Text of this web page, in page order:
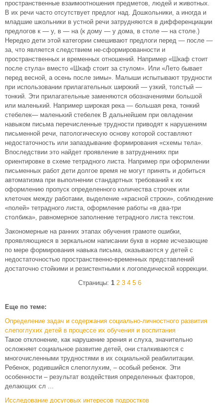
пространственные взаимоотношения предметов, людей и животных.
В их речи часто отсутствует предлог над. Дошкольники, а иногда и
младшие школьники в устной речи затрудняются в дифференциации
предлогов к — у, в — на (к дому — у дома, в столе — на столе.)
Нередко дети этой категории смешивают предлоги перед — после —
за, что является следствием не-сформированности и
пространственных и временных отношений. Например «Шкаф стоит
после стула» вместо «Шкаф стоит за стулом». Или «Лето бывает
перед весной, а осень после зимы». Малыши испытывают трудности
при использовании прилагательных широкий — узкий, толстый —
тонкий. Эти прилагательные заменяются обозначениями большой
или маленький. Например широкая река — большая река, тонкий
стебелек— маленький стебелек В дальнейшем при овладении
навыком письма перечисленные трудности приводят к нарушениям
письменной речи, патологическую основу которой составляют
недостаточность или запаздывание формирования «схемы тела».
Впоследствии это найдет проявление в затруднениях при
ориентировке в схеме тетрадного листа. Например при оформлении
письменных работ дети долгое время не могут принять и добиться
автоматизма при выполнении стандартных требований к их
оформлению пропуск определенного количества строчек или
клеточек между работами, выделение «красной строки», соблюдение
«полей» тетрадного листа, оформление работы «в два-три
столбика», равномерное заполнение тетрадного листа текстом.
Закономерные на ранних этапах обучения грамоте ошибки,
проявляющиеся в зеркальном написании букв в норме исчезающие
по мере формирования навыка письма, оказываются у детей с
недостаточностью пространственно-временных представлений
достаточно стойкими и резистентными к логопедической коррекции.
Страницы: 1 2 3 4 5 6
Еще по теме:
Определение задач и содержания социально-личностного развития
слепоглухих детей в процессе их обучения и воспитания
Такое отклонение, как нарушение зрения и слуха, значительно
осложняет социальное развитие детей, они сталкиваются с
многочисленными трудностями в их социальной реабилитации.
Ребенок, родившийся слепоглухим, – особый ребенок. Эти
особенности – результат воздействия определенных факторов,
делающих сл ...
Исследование досуговых интересов подростков